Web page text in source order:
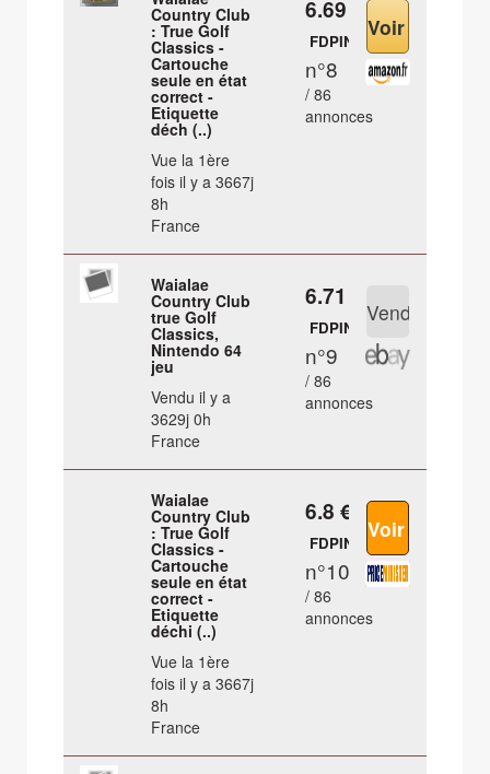
Country Club
: True Golf
Classics -
Cartouche
seule en état
correct -
Etiquette
déch (..)
Vue la 1ère
fois il y a 3667j
8h
France
6.69 €
FDPIN
n°8
/ 86
annonces
Waialae
Country Club
true Golf
Classics,
Nintendo 64
jeu
Vendu il y a
3629j 0h
France
6.71 €
FDPIN
n°9
/ 86
annonces
Waialae
Country Club
: True Golf
Classics -
Cartouche
seule en état
correct -
Etiquette
déchi (..)
Vue la 1ère
fois il y a 3667j
8h
France
6.8 €
FDPIN
n°10
/ 86
annonces